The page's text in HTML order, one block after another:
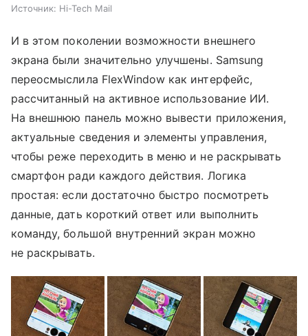
Источник: Hi-Tech Mail
И в этом поколении возможности внешнего
экрана были значительно улучшены. Samsung
переосмыслила FlexWindow как интерфейс,
рассчитанный на активное использование ИИ.
На внешнюю панель можно вывести приложения,
актуальные сведения и элементы управления,
чтобы реже переходить в меню и не раскрывать
смартфон ради каждого действия. Логика
простая: если достаточно быстро посмотреть
данные, дать короткий ответ или выполнить
команду, большой внутренний экран можно
не раскрывать.